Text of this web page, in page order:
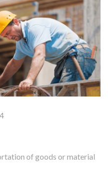
of goods or material